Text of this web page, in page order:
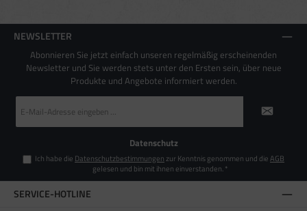
NEWSLETTER
Abonnieren Sie jetzt einfach unseren regelmäßig erscheinenden
Newsletter und Sie werden stets unter den Ersten sein, über neue
Produkte und Angebote informiert werden.
Mail-
*
Datenschutz
Ich habe die Datenschutzbestimmungenzur Kenntnis genommen und dieAGB
gelesen und bin mit ihnen einverstanden.*
SERVICE-HOTLINE